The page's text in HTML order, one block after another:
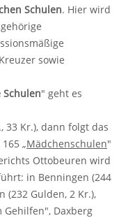
Schulen. Hier wird
sowie
Schulen" geht es
33 Kr.), dann folgt das
„Mädchenschulen"
Ottobeuren wird
in Benningen (244
(232 Gulden, 2 Kr.),
Gehilfen", Daxberg